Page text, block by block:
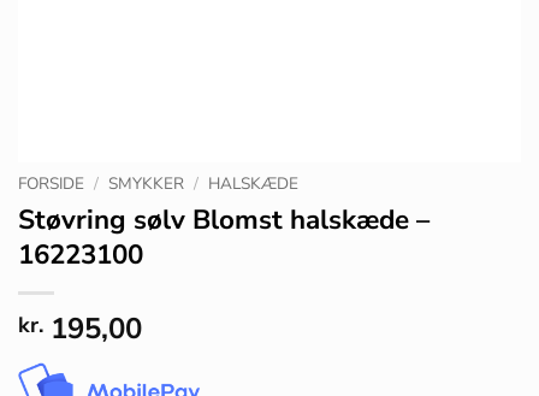
FORSIDE / SMYKKER / HALSKÆDE
Støvring sølv Blomst halskæde –
16223100
kr. 195,00